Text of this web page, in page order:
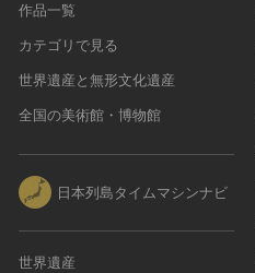
作品一覧
カテゴリで見る
世界遺産と無形文化遺産
全国の美術館・博物館
日本列島タイムマシンナビ
世界遺産